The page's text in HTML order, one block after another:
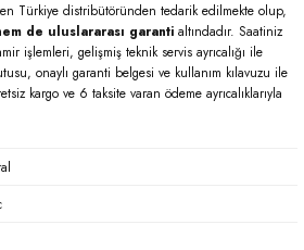
Türkiye distribütöründen tedarik edilmekte olup,
de uluslararası garanti altındadır. Saatiniz
işlemleri, gelişmiş teknik servis ayrıcalığı ile
onaylı garanti belgesi ve kullanım kılavuzu ile
kargo ve 6 taksite varan ödeme ayrıcalıklarıyla